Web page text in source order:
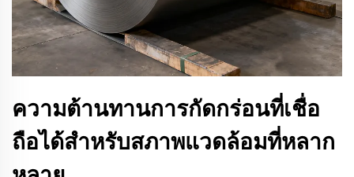
ความต้านทานการกัดกร่อนที่เชื่อ
ถือได้สำหรับสภาพแวดล้อมที่หลาก